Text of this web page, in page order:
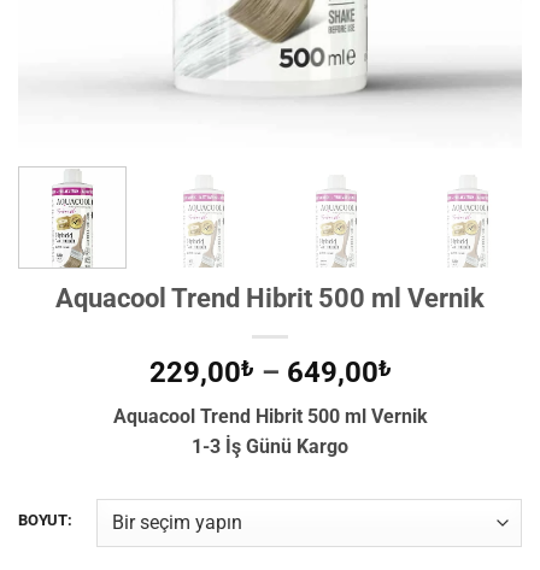
Aquacool Trend Hibrit 500 ml Vernik
229,00₺ – 649,00₺Fiyat
aralığı:
229,00₺
Aquacool Trend Hibrit 500 ml Vernik
1-3 İş Günü Kargo
BOYUT: